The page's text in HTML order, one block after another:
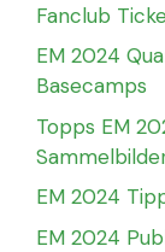
Fanclub
EM 2024
Basecamps
Topps EM
EM 2024
EM 2024